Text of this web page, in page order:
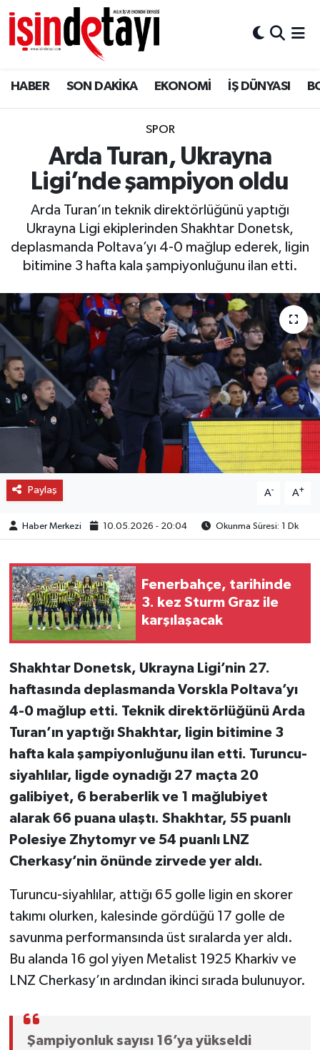
HABER SON DAKİKA EKONOMİ İŞ DÜNYASI
SPOR
Arda Turan, Ukrayna
Ligi’nde şampiyon oldu
Arda Turan’ın teknik direktörlüğünü yaptığı
Ukrayna Ligi ekiplerinden Shakhtar Donetsk,
deplasmanda Poltava’yı 4-0 mağlup ederek, ligin
bitimine 3 hafta kala şampiyonluğunu ilan etti.
Paylaş A- A+
Haber Merkezi 10.05.2026 - 20:04 Okunma Süresi: 1 Dk
Fenerbahçe, tarihinde
3. kez Sturm Graz ile
karşılaşacak
Shakhtar Donetsk, Ukrayna Ligi’nin 27.
haftasında deplasmanda Vorskla Poltava’yı
4-0 mağlup etti. Teknik direktörlüğünü Arda
Turan’ın yaptığı Shakhtar, ligin bitimine 3
hafta kala şampiyonluğunu ilan etti. Turuncu-
siyahlılar, ligde oynadığı 27 maçta 20
galibiyet, 6 beraberlik ve 1 mağlubiyet
alarak 66 puana ulaştı. Shakhtar, 55 puanlı
Polesiye Zhytomyr ve 54 puanlı LNZ
Cherkasy’nin önünde zirvede yer aldı.
Turuncu-siyahlılar, attığı 65 golle ligin en skorer
takımı olurken, kalesinde gördüğü 17 golle de
savunma performansında üst sıralarda yer aldı.
Bu alanda 16 gol yiyen Metalist 1925 Kharkiv ve
LNZ Cherkasy’ın ardından ikinci sırada bulunuyor.
Şampiyonluk sayısı 16’ya yükseldi
DÜNYA
Eğitim
ENERJİ HABERİ
HABER
LOJİSTİK
MAGAZİN
OTO DETAY
SAĞLIK
SON DAKİKA
SPOR
FİNANS
Nöbetçi Eczaneler
Hava Durumu
İstanbul Namaz Vakitleri
Trafik Durumu
Tüm Manşetler
Son Dakika Haberleri
Haber Arşivi